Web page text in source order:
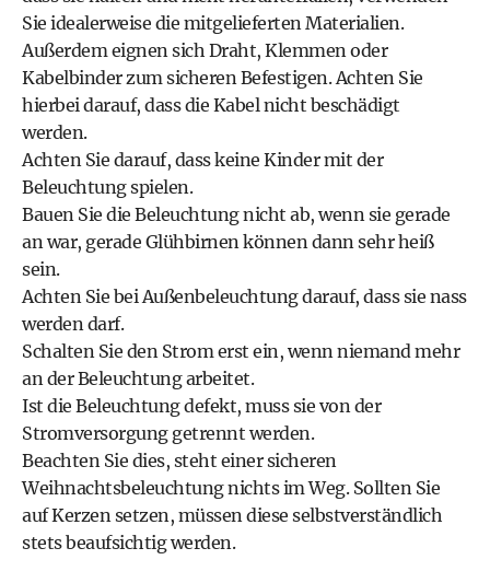
Sie idealerweise die mitgelieferten Materialien.
Außerdem eignen sich Draht, Klemmen oder
Kabelbinder zum sicheren Befestigen. Achten Sie
hierbei darauf, dass die Kabel nicht beschädigt
werden.
Achten Sie darauf, dass keine Kinder mit der
Beleuchtung spielen.
Bauen Sie die Beleuchtung nicht ab, wenn sie gerade
an war, gerade Glühbirnen können dann sehr heiß
sein.
Achten Sie bei Außenbeleuchtung darauf, dass sie nass
werden darf.
Schalten Sie den Strom erst ein, wenn niemand mehr
an der Beleuchtung arbeitet.
Ist die Beleuchtung defekt, muss sie von der
Stromversorgung getrennt werden.
Beachten Sie dies, steht einer sicheren
Weihnachtsbeleuchtung nichts im Weg. Sollten Sie
auf Kerzen setzen, müssen diese selbstverständlich
stets beaufsichtig werden.